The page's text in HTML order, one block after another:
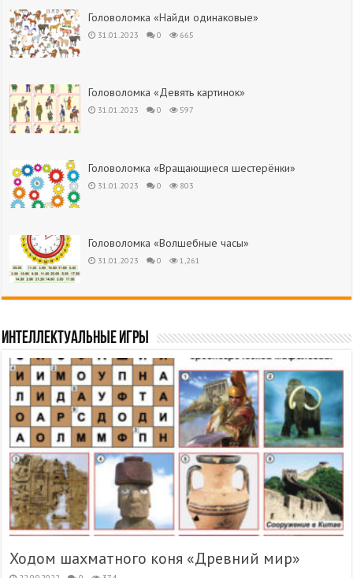
Головоломка «Найди одинаковые»
31.01.2023 0 665
Головоломка «Девять картинок»
31.01.2023 0 597
Головоломка «Вращающиеся шестерёнки»
31.01.2023 0 803
Головоломка «Волшебные часы»
31.01.2023 0 1,261
Интеллектуальные игры
Ходом шахматного коня «Древний мир»